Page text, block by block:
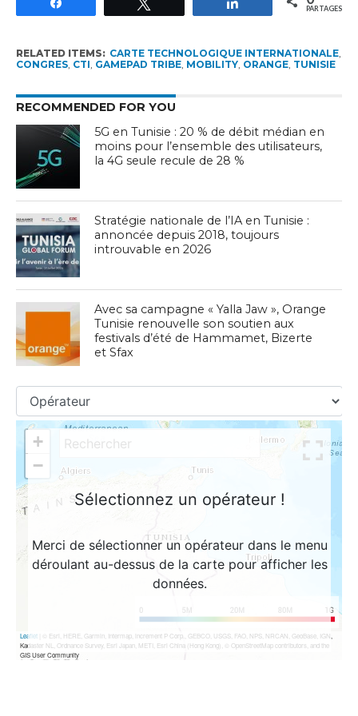
PARTAGES
RELATED ITEMS: CARTE TECHNOLOGIQUE INTERNATIONALE,
CONGRES, CTI, GAMEPAD TRIBE, MOBILITY, ORANGE, TUNISIE
RECOMMENDED FOR YOU
5G en Tunisie : 20 % de débit médian en
moins pour l’ensemble des utilisateurs,
la 4G seule recule de 28 %
Stratégie nationale de l’IA en Tunisie :
annoncée depuis 2018, toujours
introuvable en 2026
Avec sa campagne « Yalla Jaw », Orange
Tunisie renouvelle son soutien aux
festivals d’été de Hammamet, Bizerte
et Sfax